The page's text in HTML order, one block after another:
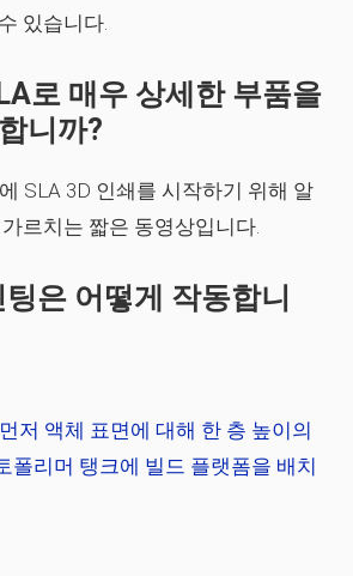
있습니다.
로 매우 상세한 부품을
니까?
SLA 3D 인쇄를 시작하기 위해 알
르치는 짧은 동영상입니다.
은 어떻게 작동합니
저 액체 표면에 대해 한 층 높이의
폴리머 탱크에 빌드 플랫폼을 배치